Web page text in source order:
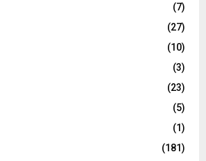
(7)
(27)
(10)
(3)
(23)
(5)
(1)
(181)